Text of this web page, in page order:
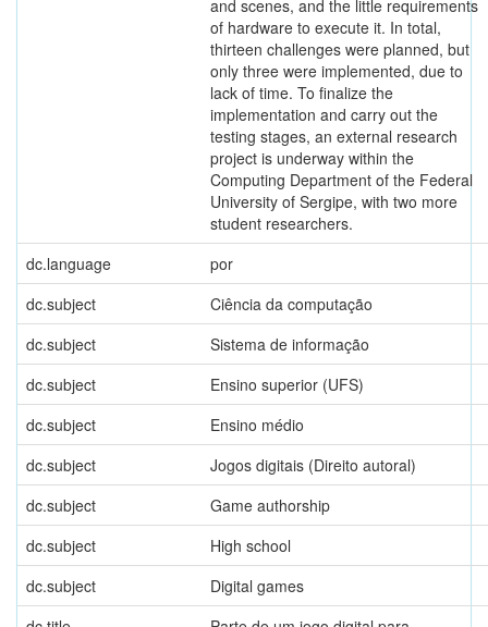
and scenes, and the little requirements
of hardware to execute it. In total,
thirteen challenges were planned, but
only three were implemented, due to
lack of time. To finalize the
implementation and carry out the
testing stages, an external research
project is underway within the
Computing Department of the Federal
University of Sergipe, with two more
student researchers.
dc.language
por
dc.subject
Ciência da computação
dc.subject
Sistema de informação
dc.subject
Ensino superior (UFS)
dc.subject
Ensino médio
dc.subject
Jogos digitais (Direito autoral)
dc.subject
Game authorship
dc.subject
High school
dc.subject
Digital games